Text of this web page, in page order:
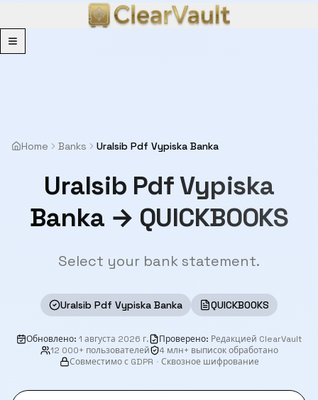
Menu
Home Banks Uralsib Pdf Vypiska Banka
Uralsib Pdf Vypiska
Banka → QUICKBOOKS
Select your bank statement.
Uralsib Pdf Vypiska Banka QUICKBOOKS
Обновлено: 1 августа 2026 г. Проверено: Редакцией ClearVault
12 000+ пользователей
4 млн+ выписок обработано
Совместимо с GDPR · Сквозное шифрование